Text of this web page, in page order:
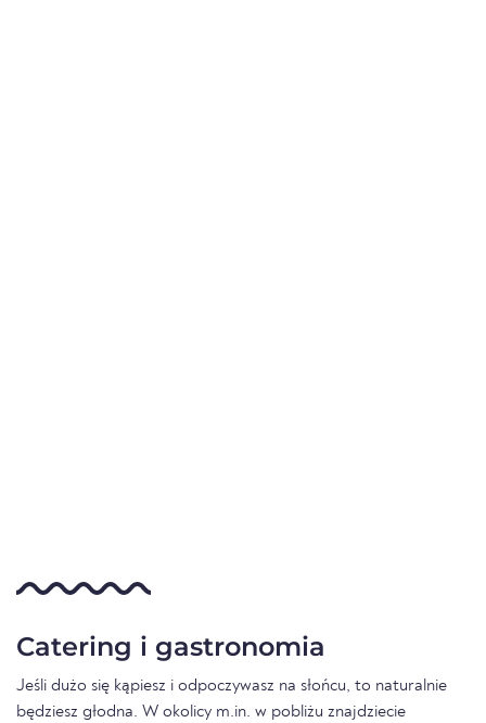
Catering i gastronomia
Jeśli dużo się kąpiesz i odpoczywasz na słońcu, to naturalnie
będziesz głodna. W okolicy m.in. w pobliżu znajdziecie